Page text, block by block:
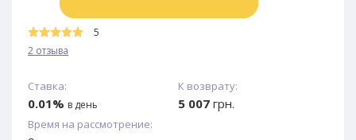
5
2 отзыва
Ставка:
0.01% в день
К возврату:
5 007 грн.
Время на рассмотрение: